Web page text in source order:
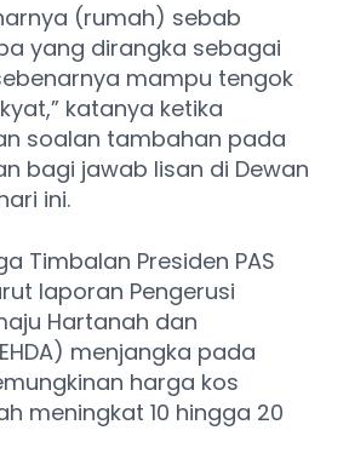
(rumah) sebab
yang dirangka sebagai
mampu tengok
katanya ketika
soalan tambahan pada
bagi jawab lisan di Dewan
ini.
Timbalan Presiden PAS
laporan Pengerusi
Hartanah dan
menjangka pada
harga kos
meningkat 10 hingga 20